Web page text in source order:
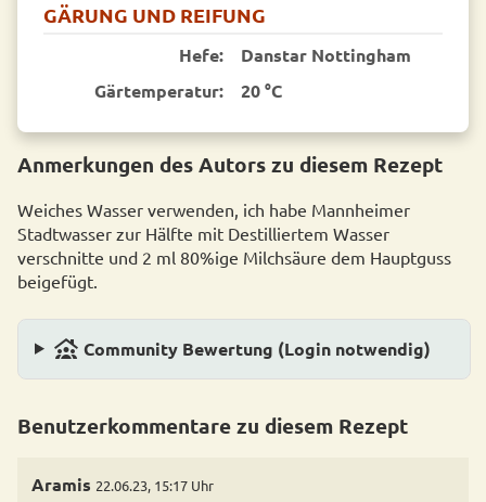
GÄRUNG UND REIFUNG
Hefe:
Danstar Nottingham
Gärtemperatur:
20 °C
Anmerkungen des Autors zu diesem Rezept
Weiches Wasser verwenden, ich habe Mannheimer
Stadtwasser zur Hälfte mit Destilliertem Wasser
verschnitte und 2 ml 80%ige Milchsäure dem Hauptguss
beigefügt.
family_group Community Bewertung (Login notwendig)
Benutzerkommentare zu diesem Rezept
Aramis 22.06.23, 15:17 Uhr